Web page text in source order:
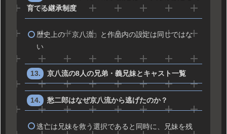
育てる継承制度
歴史上の「京八流」と作品内の設定は同じではな
い
京八流の8人の兄弟・義兄妹とキャスト一覧
愁二郎はなぜ京八流から逃げたのか？
逃亡は兄妹を救う選択であると同時に、兄妹を残